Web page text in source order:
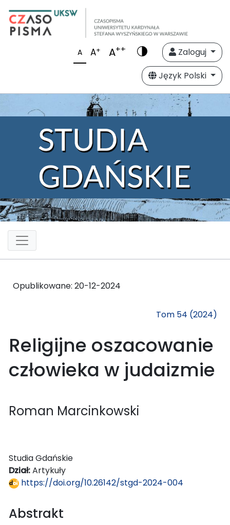
A A+ A++
Zaloguj
Język Polski
Opublikowane: 20-12-2024
Tom 54 (2024)
Religijne oszacowanie
człowieka w judaizmie
Roman Marcinkowski
Studia Gdańskie
Dział:Artykuły
https://doi.org/10.26142/stgd-2024-004
Abstrakt